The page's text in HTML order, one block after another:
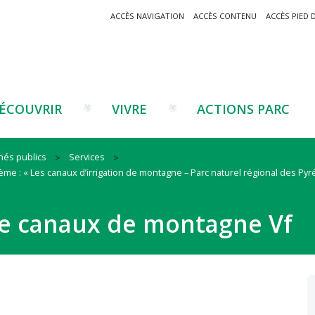
ACCÈS NAVIGATION ACCÈS CONTENU ACCÈS PIED
Musées et sites
VIVRE ACTIONS PARC
Forêt-bois
publics
Services
: « Les canaux d’irrigation de montagne – Parc naturel régional des
canaux de montagne Vf